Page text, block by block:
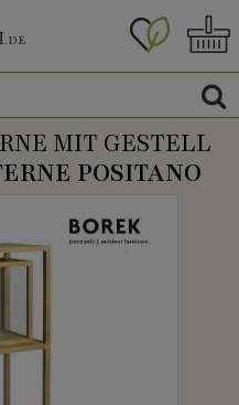
.DE
MIT GESTELL
POSITANO